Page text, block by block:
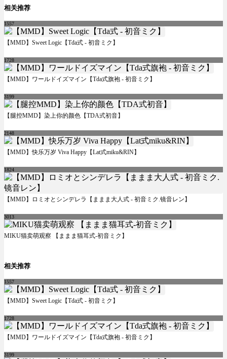
相关推荐
1557
【MMD】Sweet Logic【Tda式 - 初音ミク】
1728
【MMD】ワールドイズマイン【Tda式旗袍 - 初音ミク】
3199
【腿控MMD】染上你的颜色【TDA式初音】
2148
【MMD】快乐万岁 Viva Happy【Lat式miku&RIN】
1824
【MMD】ロミオとシンデレラ【ままま大人式 - 初音ミク.镜音レン】
3013
MIKU猫卖萌观察 【ままま猫耳式-初音ミク】
相关推荐
1557
【MMD】Sweet Logic【Tda式 - 初音ミク】
1728
【MMD】ワールドイズマイン【Tda式旗袍 - 初音ミク】
3199